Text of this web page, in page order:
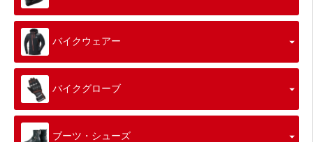
バイクウェアー
バイクグローブ
ブーツ・シューズ